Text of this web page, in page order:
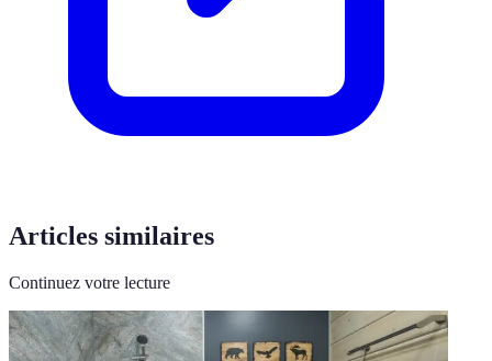
Articles similaires
Continuez votre lecture